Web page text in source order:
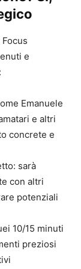
e
Emanuele
e altri
concrete e
sarà
con altri
potenziali
10/15 minuti
preziosi